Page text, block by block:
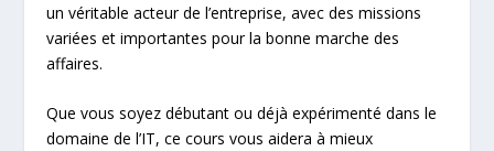
un véritable acteur de l’entreprise, avec des missions
variées et importantes pour la bonne marche des
affaires.
Que vous soyez débutant ou déjà expérimenté dans le
domaine de l’IT, ce cours vous aidera à mieux